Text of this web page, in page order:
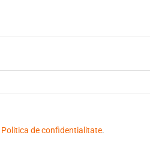
Politica de confidentialitate.